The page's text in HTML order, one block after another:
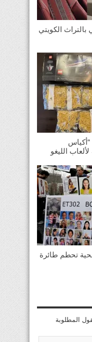
بالتراث الكويتي
“أكياس
الليغو
ضحية تحطم طائرة
المطلوبة